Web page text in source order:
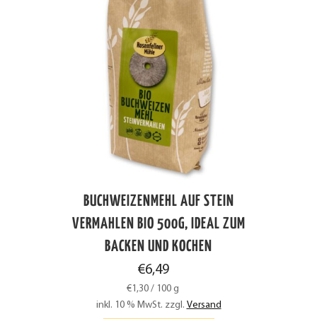
BUCHWEIZENMEHL AUF STEIN
VERMAHLEN BIO 500G, IDEAL ZUM
BACKEN UND KOCHEN
€6,49
€1,30 / 100 g
inkl. 10 % MwSt. zzgl. Versand